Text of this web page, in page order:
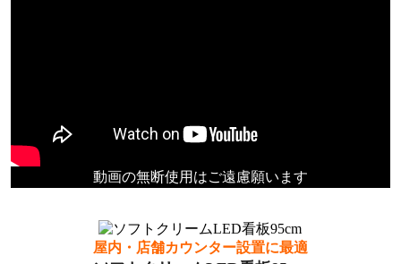
動画の無断使用はご遠慮願います
屋内・店舗カウンター設置に最適